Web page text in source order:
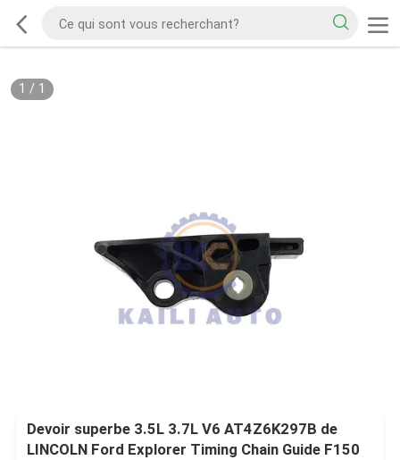
1 / 1
Devoir superbe 3.5L 3.7L V6 AT4Z6K297B de
LINCOLN Ford Explorer Timing Chain Guide F150